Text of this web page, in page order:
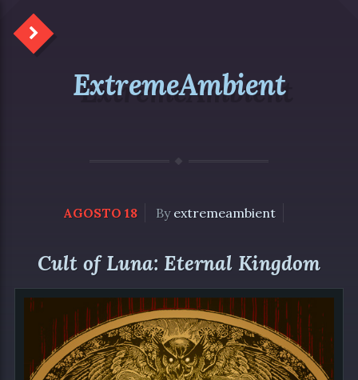
ExtremeAmbient
AGOSTO 18 By extremeambient
Cult of Luna: Eternal Kingdom